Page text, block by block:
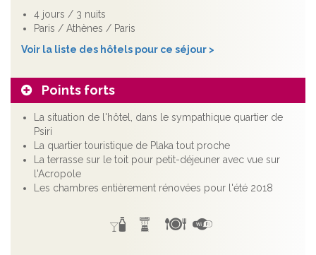
4 jours / 3 nuits
Paris / Athènes / Paris
Voir la liste des hôtels pour ce séjour >
Points forts
La situation de l'hôtel, dans le sympathique quartier de
Psiri
La quartier touristique de Plaka tout proche
La terrasse sur le toit pour petit-déjeuner avec vue sur
l'Acropole
Les chambres entièrement rénovées pour l'été 2018